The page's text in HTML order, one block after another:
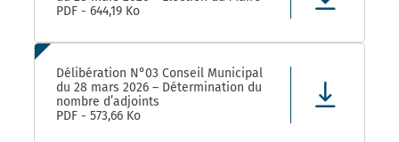
PDF - 644,19 Ko
Délibération N°03 Conseil Municipal
du 28 mars 2026 – Détermination du
nombre d’adjoints
PDF - 573,66 Ko